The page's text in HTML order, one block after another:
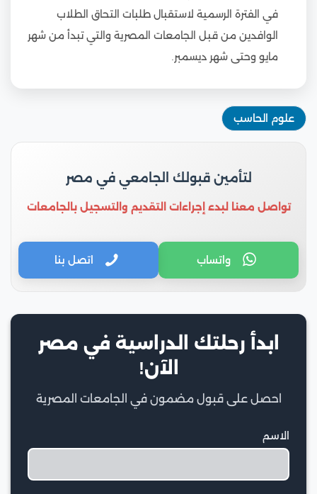
في الفترة الرسمية لاستقبال طلبات التحاق الطلاب
الوافدين من قبل الجامعات المصرية والتي تبدأ من شهر
مايو وحتى شهر ديسمبر.
علوم الحاسب
لتأمين قبولك الجامعي في مصر
تواصل معنا لبدء إجراءات التقديم والتسجيل بالجامعات
واتساب اتصل بنا
ابدأ رحلتك الدراسية في مصر
الآن!
احصل على قبول مضمون في الجامعات المصرية
الاسم